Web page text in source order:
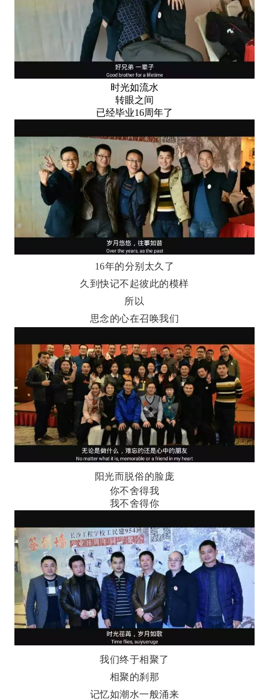
时光如流水
转眼之间
已经毕业16周年了
16年的分别太久了
久到快记不起彼此的模样
所以
思念的心在召唤我们
阳光而脱俗的脸庞
你不舍得我
我不舍得你
我们终于相聚了
相聚的刹那
记忆如潮水一般涌来